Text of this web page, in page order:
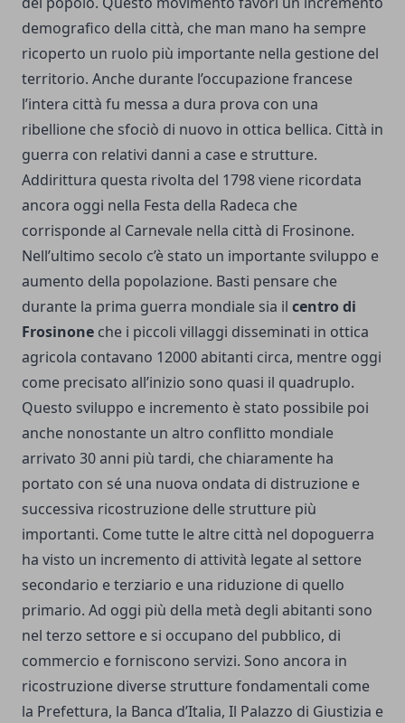
demografico della città, che man mano ha sempre
ricoperto un ruolo più importante nella gestione del
territorio. Anche durante l’occupazione francese
l’intera città fu messa a dura prova con una
ribellione che sfociò di nuovo in ottica bellica. Città in
guerra con relativi danni a case e strutture.
Addirittura questa rivolta del 1798 viene ricordata
ancora oggi nella Festa della Radeca che
corrisponde al Carnevale nella città di Frosinone.
Nell’ultimo secolo c’è stato un importante sviluppo e
aumento della popolazione. Basti pensare che
durante la prima guerra mondiale sia il centro di
Frosinone che i piccoli villaggi disseminati in ottica
agricola contavano 12000 abitanti circa, mentre oggi
come precisato all’inizio sono quasi il quadruplo.
Questo sviluppo e incremento è stato possibile poi
anche nonostante un altro conflitto mondiale
arrivato 30 anni più tardi, che chiaramente ha
portato con sé una nuova ondata di distruzione e
successiva ricostruzione delle strutture più
importanti. Come tutte le altre città nel dopoguerra
ha visto un incremento di attività legate al settore
secondario e terziario e una riduzione di quello
primario. Ad oggi più della metà degli abitanti sono
nel terzo settore e si occupano del pubblico, di
commercio e forniscono servizi. Sono ancora in
ricostruzione diverse strutture fondamentali come
la Prefettura, la Banca d’Italia, Il Palazzo di Giustizia e